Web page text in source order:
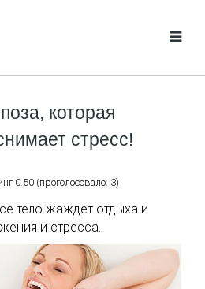
которая
стресс!
0.50 (проголосовало: 3)
тело жаждет отдыха и
и стресса.